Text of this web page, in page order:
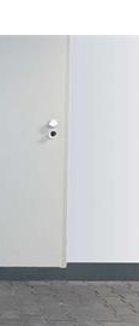
bir bariyerdir.
Darbe
direkleri,
(silindir)
vb. korur.
galvanizli ve
için. Kritik
Kamyon ve
bina köşeleri.